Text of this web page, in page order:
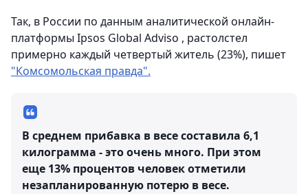
Так, в России по данным аналитической онлайн-
платформы Ipsos Global Adviso , растолстел
примерно каждый четвертый житель (23%), пишет
"Комсомольская правда".
В среднем прибавка в весе составила 6,1
килограмма - это очень много. При этом
еще 13% процентов человек отметили
незапланированную потерю в весе.